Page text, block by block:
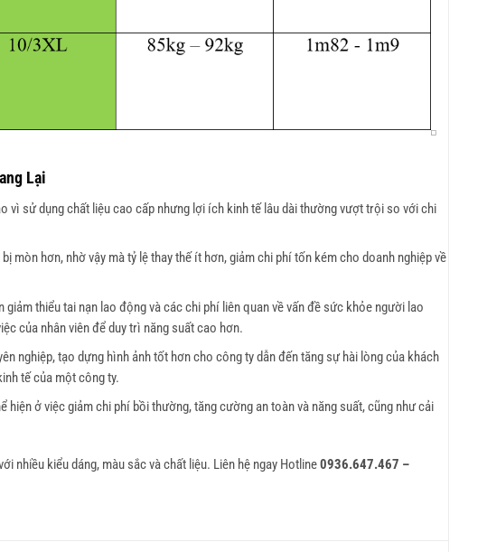
Lại
vì sử dụng chất liệu cao cấp nhưng lợi ích kinh tế lâu dài thường vượt trội so với chi
mòn hơn, nhờ vậy mà tỷ lệ thay thế ít hơn, giảm chi phí tốn kém cho doanh nghiệp về
thiểu tai nạn lao động và các chi phí liên quan về vấn đề sức khỏe người lao
của nhân viên để duy trì năng suất cao hơn.
nghiệp, tạo dựng hình ảnh tốt hơn cho công ty dẫn đến tăng sự hài lòng của khách
tế của một công ty.
ở việc giảm chi phí bồi thường, tăng cường an toàn và năng suất, cũng như cải
nhiều kiểu dáng, màu sắc và chất liệu. Liên hệ ngay Hotline0936.647.467 –